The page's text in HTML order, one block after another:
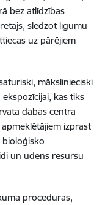
bez atlīdzības
slēdzot līgumu
uz pārējiem
mākslinieciski
kas tiks
dabas centrā
izprast
bioloģisko
un ūdens resursu
procedūras,